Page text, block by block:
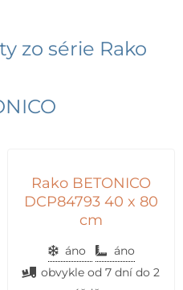
zo série Rako
Rako BETONICO
DCP84793 40 x 80
cm
áno
áno
obvykle od 7 dní do 2